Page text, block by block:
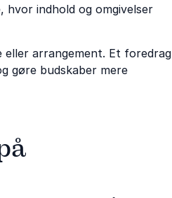
hvor indhold og omgivelser
arrangement. Et foredrag
gøre budskaber mere